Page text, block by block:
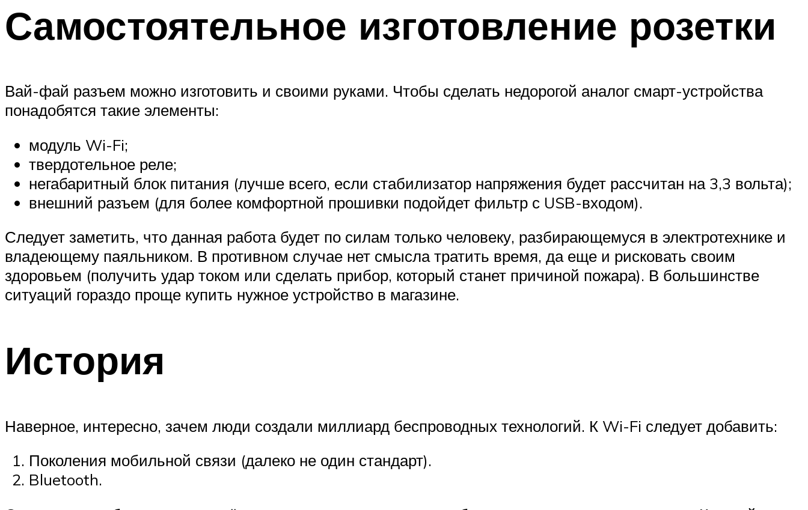
Самостоятельное изготовление розетки
Вай-фай разъем можно изготовить и своими руками. Чтобы сделать недорогой аналог смарт-устройства
понадобятся такие элементы:
модуль Wi-Fi;
твердотельное реле;
негабаритный блок питания (лучше всего, если стабилизатор напряжения будет рассчитан на 3,3 вольта);
внешний разъем (для более комфортной прошивки подойдет фильтр с USB-входом).
Следует заметить, что данная работа будет по силам только человеку, разбирающемуся в электротехнике и
владеющему паяльником. В противном случае нет смысла тратить время, да еще и рисковать своим
здоровьем (получить удар током или сделать прибор, который станет причиной пожара). В большинстве
ситуаций гораздо проще купить нужное устройство в магазине.
История
Наверное, интересно, зачем люди создали миллиард беспроводных технологий. К Wi-Fi следует добавить:
Поколения мобильной связи (далеко не один стандарт).
Bluetooth.